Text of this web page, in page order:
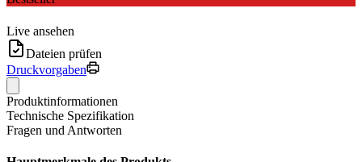
Live ansehen
Dateien prüfen
Druckvorgaben
Produktinformationen
Technische Spezifikation
Fragen und Antworten